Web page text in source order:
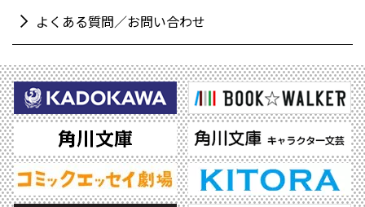
よくある質問／お問い合わせ